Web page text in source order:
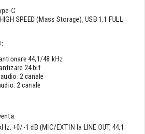
C
SPEED (Mass Storage), USB 1.1 FULL
44,1/48 kHz
24 bit
2 canale
2 canale
+0/-1 dB (MIC/EXT IN la LINE OUT, 44,1